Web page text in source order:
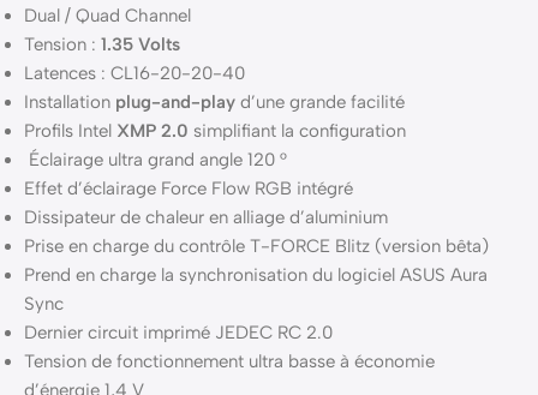
Dual / Quad Channel
Tension : 1.35 Volts
Latences : CL16-20-20-40
Installation plug-and-play d’une grande facilité
Profils Intel XMP 2.0 simplifiant la configuration
Éclairage ultra grand angle 120 °
Effet d’éclairage Force Flow RGB intégré
Dissipateur de chaleur en alliage d’aluminium
Prise en charge du contrôle T-FORCE Blitz (version bêta)
Prend en charge la synchronisation du logiciel ASUS Aura
Sync
Dernier circuit imprimé JEDEC RC 2.0
Tension de fonctionnement ultra basse à économie
d’énergie 1,4 V